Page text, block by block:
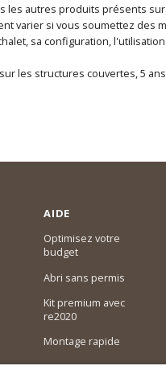
les autres produits présents
varier si vous soumettez
sa configuration,
les structures couvertes, 5
AIDE
Optimisez votre
budget
Abri sans permis
Kit premium avec
re2020
Montage rapide